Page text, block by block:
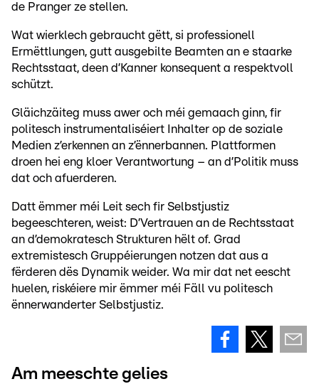
de Pranger ze stellen.
Wat wierklech gebraucht gëtt, si professionell
Ermëttlungen, gutt ausgebilte Beamten an e staarke
Rechtsstaat, deen d’Kanner konsequent a respektvoll
schützt.
Gläichzäiteg muss awer och méi gemaach ginn, fir
politesch instrumentaliséiert Inhalter op de soziale
Medien z’erkennen an z’ënnerbannen. Plattformen
droen hei eng kloer Verantwortung – an d’Politik muss
dat och afuerderen.
Datt ëmmer méi Leit sech fir Selbstjustiz
begeeschteren, weist: D’Vertrauen an de Rechtsstaat
an d’demokratesch Strukturen hëlt of. Grad
extremistesch Gruppéierungen notzen dat aus a
fërderen dës Dynamik weider. Wa mir dat net eescht
huelen, riskéiere mir ëmmer méi Fäll vu politesch
ënnerwanderter Selbstjustiz.
Am meeschte gelies